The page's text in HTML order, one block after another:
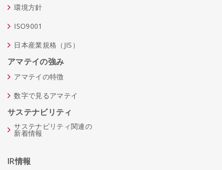
環境方針
ISO9001
日本産業規格（JIS）
アマテイの強み
アマテイの特徴
数字で見るアマテイ
サステナビリティ
サステナビリティ関連の
新着情報
IR情報